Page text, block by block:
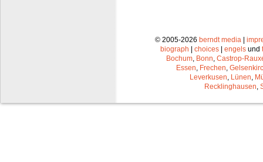
© 2005-2026 berndt media |
biograph | choices | engels und
Bochum Bonn Castrop-
Essen Frechen
Leverkusen Lünen
Recklinghausen